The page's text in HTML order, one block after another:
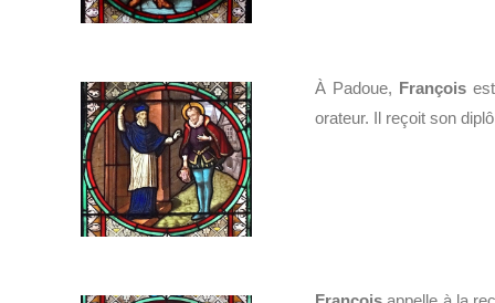
À Padoue, François
orateur. Il reçoit son